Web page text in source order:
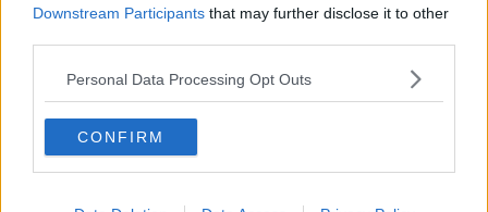
Downstream Participants that may further disclose it to other
Personal Data Processing Opt Outs
CONFIRM